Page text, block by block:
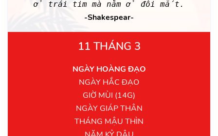
ở trái tim mà nằm ở đôi mắt.
-Shakespear-
11 THÁNG 3
NGÀY HOÀNG ĐẠO
NGÀY HẮC ĐẠO
GIỜ MÙI (14G)
NGÀY GIÁP THÂN
THÁNG MẬU THÌN